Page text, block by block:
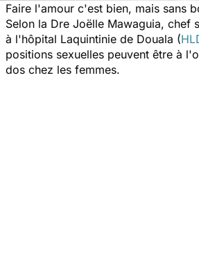
Faire l'amour c'est bien, mais sans
Selon la Dre Joëlle Mawaguia, chef
à l'hôpital Laquintinie de Douala (
positions sexuelles peuvent être à
dos chez les femmes.